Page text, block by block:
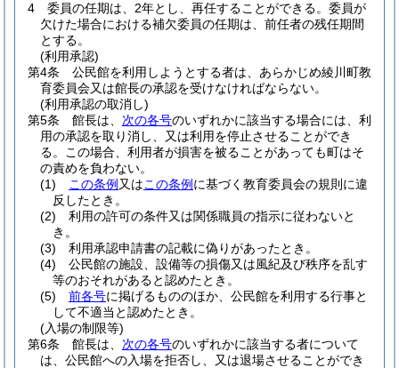
4
委員の任期は、2年とし、再任することができる。 委員が
欠けた場合における補欠委員の任期は、前任者の残任期間
とする。
(利用承認)
第4条
公民館を利用しようとする者は、あらかじめ綾川町教
育委員会又は館長の承認を受けなければならない。
(利用承認の取消し)
第5条
館長は、 次の各号のいずれかに該当する場合には、利
用の承認を取り消し、又は利用を停止させることができ
る。
この場合、利用者が損害を被ることがあっても町はそ
の責めを負わない。
(1)
この条例 又はこの条例 に基づく教育委員会の規則に違
反したとき。
(2)
利用の許可の条件又は関係職員の指示に従わないと
き。
(3)
利用承認申請書の記載に偽りがあったとき。
(4)
公民館の施設、設備等の損傷又は風紀及び秩序を乱す
等のおそれがあると認めたとき。
(5)
前各号に掲げるもののほか、公民館を利用する行事と
して不適当と認めたとき。
(入場の制限等)
第6条
館長は、 次の各号のいずれかに該当する者について
は、公民館への入場を拒否し、又は退場させることができ